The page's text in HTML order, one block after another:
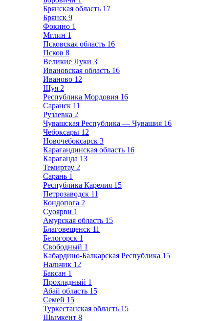
Брянская область 17
Брянск 9
Фокино 1
Мглин 1
Псковская область 16
Псков 8
Великие Луки 3
Ивановская область 16
Иваново 12
Шуя 2
Республика Мордовия 16
Саранск 11
Рузаевка 2
Чувашская Республика — Чувашия 16
Чебоксары 12
Новочебоксарск 3
Карагандинская область 16
Караганда 13
Темиртау 2
Сарань 1
Республика Карелия 15
Петрозаводск 11
Кондопога 2
Суоярви 1
Амурская область 15
Благовещенск 11
Белогорск 1
Свободный 1
Кабардино-Балкарская Республика 15
Нальчик 12
Баксан 1
Прохладный 1
Абай область 15
Семей 15
Туркестанская область 15
Шымкент 8